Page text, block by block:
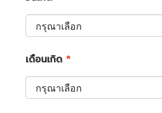
เดือนเกิด *